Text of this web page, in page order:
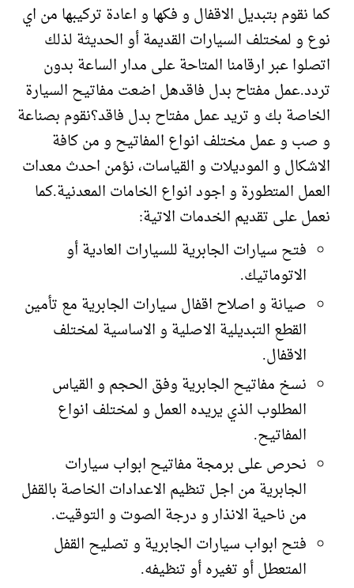
كما نقوم بتبديل الاقفال و فكها و اعادة تركيبها من اي
نوع و لمختلف السيارات القديمة أو الحديثة لذلك
اتصلوا عبر ارقامنا المتاحة على مدار الساعة بدون
تردد.عمل مفتاح بدل فاقدهل اضعت مفاتيح السيارة
الخاصة بك و تريد عمل مفتاح بدل فاقد؟نقوم بصناعة
و صب و عمل مختلف انواع المفاتيح و من كافة
الاشكال و الموديلات و القياسات، نؤمن احدث معدات
العمل المتطورة و اجود انواع الخامات المعدنية.كما
نعمل على تقديم الخدمات الاتية:
فتح سيارات الجابرية للسيارات العادية أو
الاتوماتيك.
صيانة و اصلاح اقفال سيارات الجابرية مع تأمين
القطع التبديلية الاصلية و الاساسية لمختلف
الاقفال.
نسخ مفاتيح الجابرية وفق الحجم و القياس
المطلوب الذي يريده العمل و لمختلف انواع
المفاتيح.
نحرص على برمجة مفاتيح ابواب سيارات
الجابرية من اجل تنظيم الاعدادات الخاصة بالقفل
من ناحية الانذار و درجة الصوت و التوقيت.
فتح ابواب سيارات الجابرية و تصليح القفل
المتعطل أو تغيره أو تنظيفه.